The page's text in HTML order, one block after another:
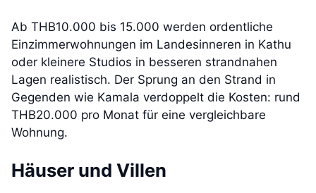
Ab THB10.000 bis 15.000 werden ordentliche
Einzimmerwohnungen im Landesinneren in Kathu
oder kleinere Studios in besseren strandnahen
Lagen realistisch. Der Sprung an den Strand in
Gegenden wie Kamala verdoppelt die Kosten: rund
THB20.000 pro Monat für eine vergleichbare
Wohnung.
Häuser und Villen